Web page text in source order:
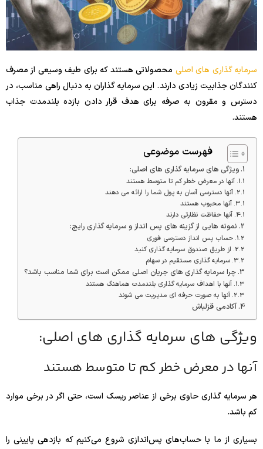
سرمایه گذاری های اصلی محصولاتی هستند که برای طیف وسیعی از مصرف
کنندگان جذابیت زیادی دارند. این سرمایه گذاران به دنبال راهی مناسب، در
دسترس و مقرون به صرفه برای هدف قرار دادن بازده بلندمدت جذاب
هستند.
فهرست موضوعی
ویژگی های سرمایه گذاری های اصلی:
آنها در معرض خطر کم تا متوسط ​​هستند
آنها دسترسی آسان به پول شما را ارائه می دهند
آنها محبوب هستند
آنها حفاظت نظارتی دارند
نمونه هایی از گزینه های پس انداز و سرمایه گذاری رایج:
حساب پس انداز دسترسی فوری
از طریق صندوق سرمایه گذاری کنید
سرمایه گذاری مستقیم در سهام
چرا سرمایه گذاری های جریان اصلی ممکن است برای شما مناسب باشد؟
آنها با اهداف سرمایه گذاری بلندمدت هماهنگ هستند
آنها به صورت حرفه ای مدیریت می شوند
آکادمی قزلباش
ویژگی های سرمایه گذاری های اصلی:
آنها در معرض خطر کم تا متوسط ​​هستند
هر سرمایه گذاری حاوی برخی از عناصر ریسک است، حتی اگر در برخی موارد
کم باشد.
بسیاری از ما با حساب‌های پس‌اندازی شروع می‌کنیم که بازدهی پایینی را